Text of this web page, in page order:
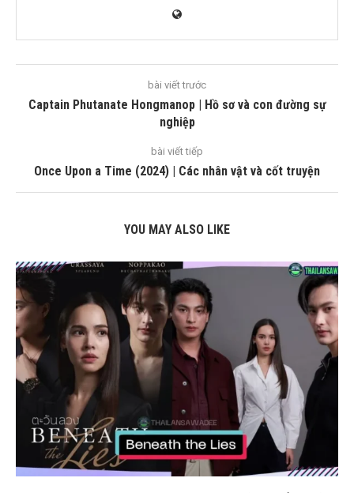
bài viết trước
Captain Phutanate Hongmanop | Hồ sơ và con đường sự
nghiệp
bài viết tiếp
Once Upon a Time (2024) | Các nhân vật và cốt truyện
YOU MAY ALSO LIKE